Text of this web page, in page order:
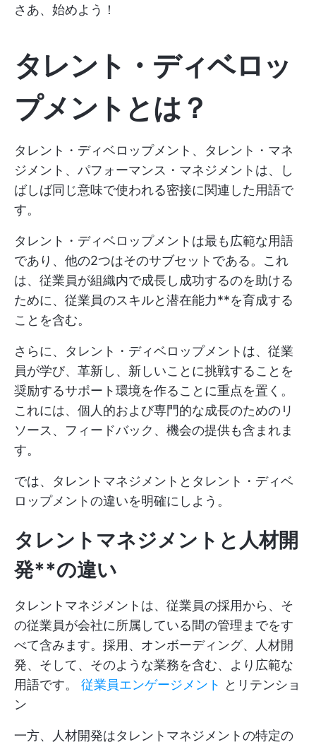
さあ、始めよう！
タレント・ディベロッ
プメントとは？
タレント・ディベロップメント、タレント・マネ
ジメント、パフォーマンス・マネジメントは、し
ばしば同じ意味で使われる密接に関連した用語で
す。
タレント・ディベロップメントは最も広範な用語
であり、他の2つはそのサブセットである。これ
は、従業員が組織内で成長し成功するのを助ける
ために、従業員のスキルと潜在能力**を育成する
ことを含む。
さらに、タレント・ディベロップメントは、従業
員が学び、革新し、新しいことに挑戦することを
奨励するサポート環境を作ることに重点を置く。
これには、個人的および専門的な成長のためのリ
ソース、フィードバック、機会の提供も含まれま
す。
では、タレントマネジメントとタレント・ディベ
ロップメントの違いを明確にしよう。
タレントマネジメントと人材開
発**の違い
タレントマネジメントは、従業員の採用から、そ
の従業員が会社に所属している間の管理までをす
べて含みます。採用、オンボーディング、人材開
発、そして、そのような業務を含む、より広範な
用語です。 従業員エンゲージメント とリテンショ
ン
一方、人材開発はタレントマネジメントの特定の